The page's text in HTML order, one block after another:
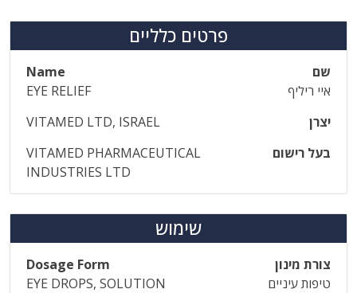
פרטים כלליים
שם
Name
איי ריליף
EYE RELIEF
יצרן
VITAMED LTD, ISRAEL
בעל רישום
VITAMED PHARMACEUTICAL
INDUSTRIES LTD
שימוש
צורת מינון
Dosage Form
טיפות עיניים
EYE DROPS, SOLUTION